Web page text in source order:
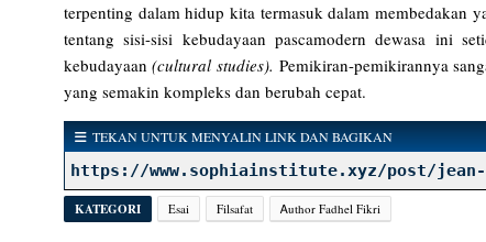
terpenting dalam hidup kita termasuk dalam membedakan
tentang sisi-sisi kebudayaan pascamodern dewasa ini
kebudayaan(cultural studies). Pemikiran-pemikirannya
yang semakin kompleks dan berubah cepat.
TEKAN UNTUK MENYALIN LINK DAN BAGIKAN
https://www.sophiainstitute.xyz/post/jean-
KATEGORI Esai Filsafat Ꭺuthor Fadhel Fikri